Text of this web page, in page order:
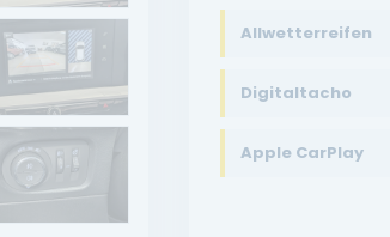
Allwetterreifen
Digitaltacho
Apple CarPlay